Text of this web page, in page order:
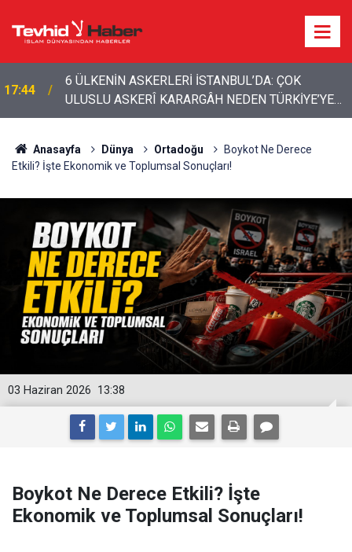
15:01 İran’dan bölgeye çağrı: Yabancı güçler çıkarılmalı
Anasayfa Dünya Ortadoğu
Boykot Ne Derece
Etkili? İşte Ekonomik ve Toplumsal Sonuçları!
13:38
03 Haziran 2026
Boykot Ne Derece Etkili? İşte
Ekonomik ve Toplumsal Sonuçları!